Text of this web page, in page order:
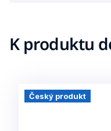
K produktu
Český produkt